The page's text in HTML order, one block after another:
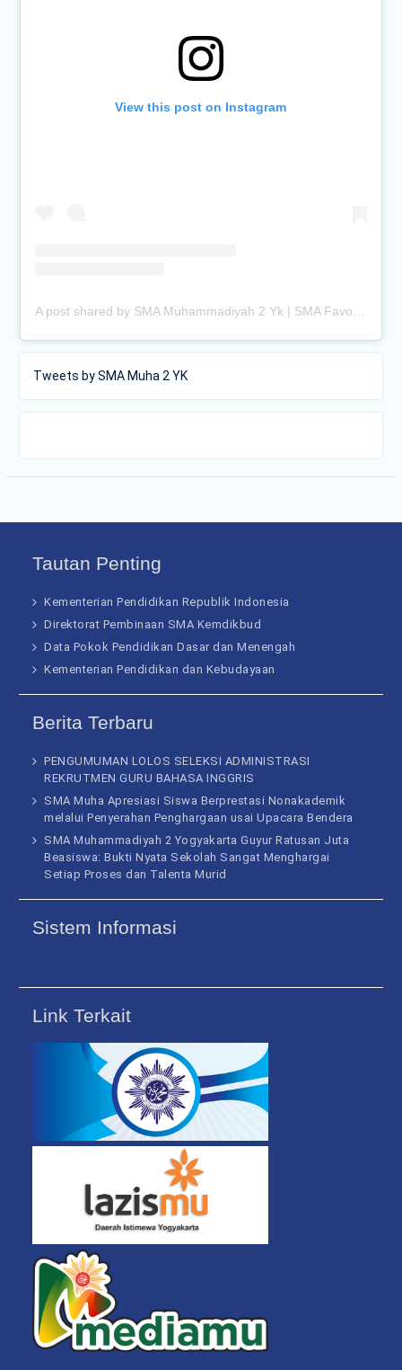
View this post on Instagram
Tweets by SMA Muha 2 YK
Tautan Penting
Kementerian Pendidikan Republik Indonesia
Direktorat Pembinaan SMA Kemdikbud
Data Pokok Pendidikan Dasar dan Menengah
Kementerian Pendidikan dan Kebudayaan
Berita Terbaru
PENGUMUMAN LOLOS SELEKSI ADMINISTRASI
REKRUTMEN GURU BAHASA INGGRIS
SMA Muha Apresiasi Siswa Berprestasi Nonakademik
melalui Penyerahan Penghargaan usai Upacara Bendera
SMA Muhammadiyah 2 Yogyakarta Guyur Ratusan Juta
Beasiswa: Bukti Nyata Sekolah Sangat Menghargai
Setiap Proses dan Talenta Murid
Sistem Informasi
Link Terkait